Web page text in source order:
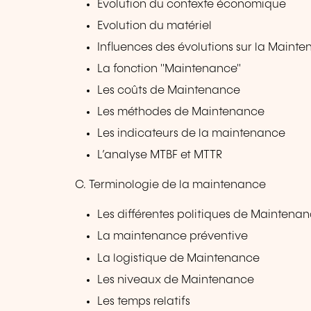
Evolution du contexte économique
Evolution du matériel
Influences des évolutions sur la
La fonction "Maintenance"
Les coûts de Maintenance
Les méthodes de Maintenance
Les indicateurs de la maintenance
L’analyse MTBF et MTTR
C. Terminologie de la maintenance
Les différentes politiques de
La maintenance préventive
La logistique de Maintenance
Les niveaux de Maintenance
Les temps relatifs